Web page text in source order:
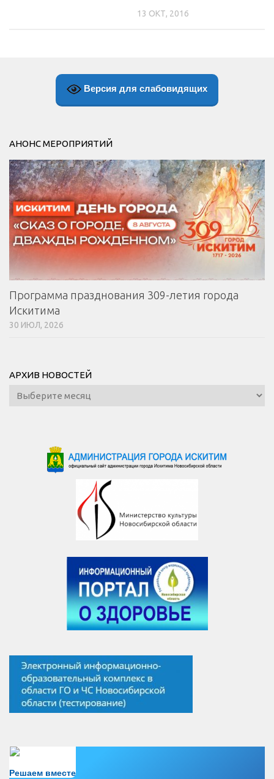
13 ОКТ, 2016
Версия для слабовидящих
АНОНС МЕРОПРИЯТИЙ
Программа празднования 309-летия города
Искитима
30 ИЮЛ, 2026
АРХИВ НОВОСТЕЙ
Архив
новостей
Решаем вместе